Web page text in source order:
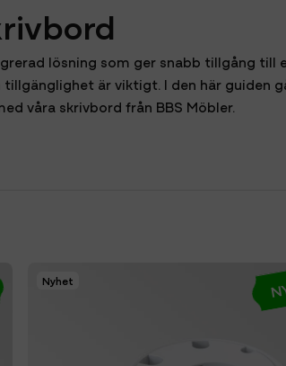
lösning som ger snabb tillgång
är viktigt. I den här guiden
våra skrivbord från BBS Möbler.
Nyhet